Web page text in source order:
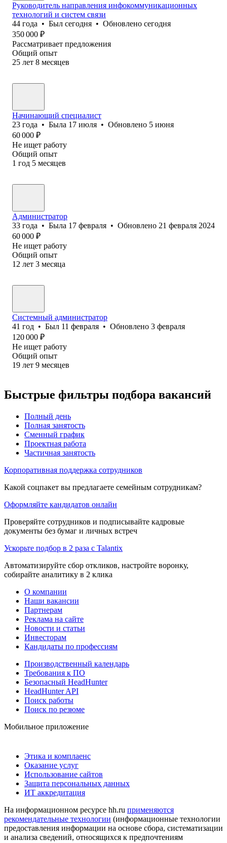
Руководитель направления инфокоммуникационных
технологий и систем связи
44 года • Был сегодня • Обновлено сегодня
350 000 ₽
Рассматривает предложения
Общий опыт
25 лет 8 месяцев
Начинающий специалист
23 года • Была 17 июля • Обновлено 5 июня
60 000 ₽
Не ищет работу
Общий опыт
1 год 5 месяцев
Администратор
33 года • Была 17 февраля • Обновлено 21 февраля 2024
60 000 ₽
Не ищет работу
Общий опыт
12 лет 3 месяца
Системный администратор
41 год • Был 11 февраля • Обновлено 3 февраля
120 000 ₽
Не ищет работу
Общий опыт
19 лет 9 месяцев
Быстрые фильтры подбора вакансий
Полный день
Полная занятость
Сменный график
Проектная работа
Частичная занятость
Корпоративная поддержка сотрудников
Какой соцпакет вы предлагаете семейным сотрудникам?
Оформляйте кандидатов онлайн
Проверяйте сотрудников и подписывайте кадровые
документы без бумаг и личных встреч
Ускорьте подбор в 2 раза с Talantix
Автоматизируйте сбор откликов, настройте воронку,
собирайте аналитику в 2 клика
О компании
Наши вакансии
Партнерам
Реклама на сайте
Новости и статьи
Инвесторам
Кандидаты по профессиям
Производственный календарь
Требования к ПО
Безопасный HeadHunter
HeadHunter API
Поиск работы
Поиск по резюме
Мобильное приложение
Этика и комплаенс
Оказание услуг
Использование сайтов
Защита персональных данных
ИТ аккредитация
На информационном ресурсе hh.ru применяются
рекомендательные технологии (информационные технологии
предоставления информации на основе сбора, систематизации
и анализа сведений, относящихся к предпочтениям